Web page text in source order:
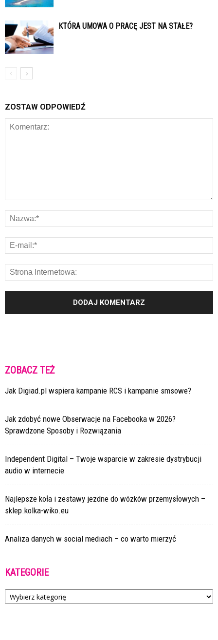
KTÓRA UMOWA O PRACĘ JEST NA STAŁE?
ZOSTAW ODPOWIEDŹ
ZOBACZ TEŻ
Jak Digiad.pl wspiera kampanie RCS i kampanie smsowe?
Jak zdobyć nowe Obserwacje na Facebooka w 2026?
Sprawdzone Sposoby i Rozwiązania
Independent Digital – Twoje wsparcie w zakresie dystrybucji
audio w internecie
Najlepsze koła i zestawy jezdne do wózków przemysłowych –
sklep.kolka-wiko.eu
Analiza danych w social mediach – co warto mierzyć
KATEGORIE
Kategorie